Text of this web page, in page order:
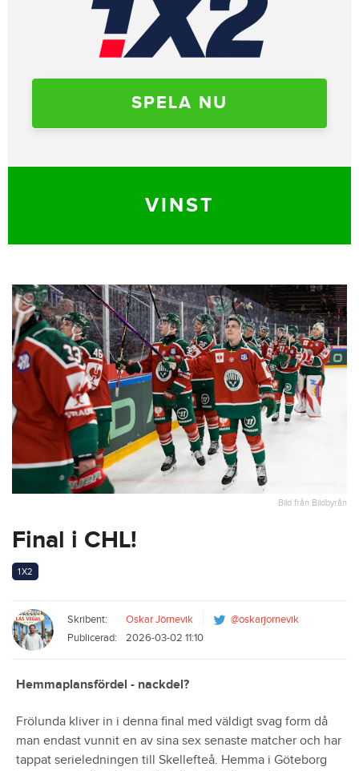
SPELA NU
VINST
Bild från Bildbyrån
Final i CHL!
1X2
Skribent: Oskar Jörnevik
@oskarjornevik
Publicerad:
2026-03-02 11:10
Hemmaplansfördel - nackdel?
Frölunda kliver in i denna final med väldigt svag form då
man endast vunnit en av sina sex senaste matcher och har
tappat serieledningen till Skellefteå. Hemma i Göteborg